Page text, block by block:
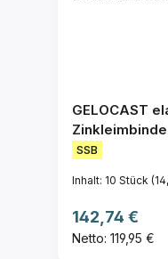
GELOCAST
Zinkleimbinde
SSB
Inhalt: 10 Stück
Regulärer
142,74 €
Netto: 119,95 €